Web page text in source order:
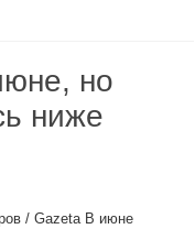
но
ниже
/ Gazeta В июне